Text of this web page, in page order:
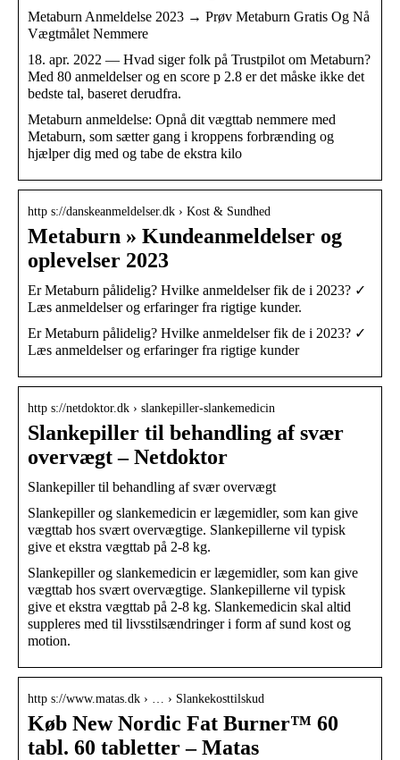
Metaburn Anmeldelse 2023 → Prøv Metaburn Gratis Og Nå
Vægtmålet Nemmere
18. apr. 2022 — Hvad siger folk på Trustpilot om Metaburn?
Med 80 anmeldelser og en score p 2.8 er det måske ikke det
bedste tal, baseret derudfra.
Metaburn anmeldelse: Opnå dit vægttab nemmere med
Metaburn, som sætter gang i kroppens forbrænding og
hjælper dig med og tabe de ekstra kilo
http s://danskeanmeldelser.dk › Kost & Sundhed
Metaburn » Kundeanmeldelser og
oplevelser 2023
Er Metaburn pålidelig? Hvilke anmeldelser fik de i 2023? ✓
Læs anmeldelser og erfaringer fra rigtige kunder.
Er Metaburn pålidelig? Hvilke anmeldelser fik de i 2023? ✓
Læs anmeldelser og erfaringer fra rigtige kunder
http s://netdoktor.dk › slankepiller-slankemedicin
Slankepiller til behandling af svær
overvægt – Netdoktor
Slankepiller til behandling af svær overvægt
Slankepiller og slankemedicin er lægemidler, som kan give
vægttab hos svært overvægtige. Slankepillerne vil typisk
give et ekstra vægttab på 2-8 kg.
Slankepiller og slankemedicin er lægemidler, som kan give
vægttab hos svært overvægtige. Slankepillerne vil typisk
give et ekstra vægttab på 2-8 kg. Slankemedicin skal altid
suppleres med til livsstilsændringer i form af sund kost og
motion.
http s://www.matas.dk › … › Slankekosttilskud
Køb New Nordic Fat Burner™ 60
tabl. 60 tabletter – Matas